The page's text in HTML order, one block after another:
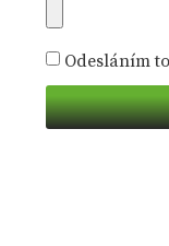
Odesláním